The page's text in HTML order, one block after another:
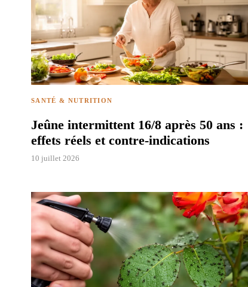
SANTÉ & NUTRITION
Jeûne intermittent 16/8 après 50 ans :
effets réels et contre-indications
10 juillet 2026